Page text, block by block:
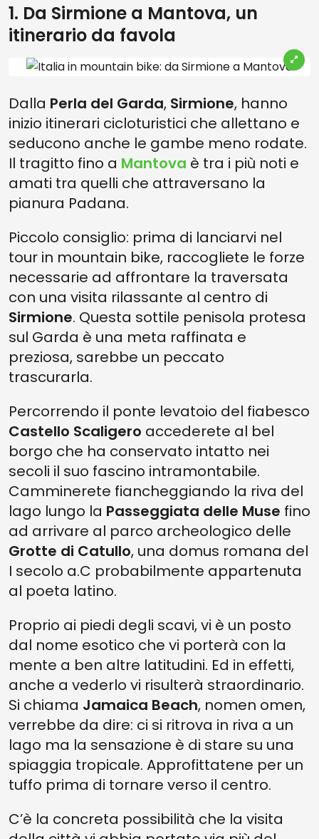
1. Da Sirmione a Mantova, un
itinerario da favola
Dalla Perla del Garda, Sirmione, hanno
inizio itinerari cicloturistici che allettano e
seducono anche le gambe meno rodate.
Il tragitto fino a Mantova è tra i più noti e
amati tra quelli che attraversano la
pianura Padana.
Piccolo consiglio: prima di lanciarvi nel
tour in mountain bike, raccogliete le forze
necessarie ad affrontare la traversata
con una visita rilassante al centro di
Sirmione. Questa sottile penisola protesa
sul Garda è una meta raffinata e
preziosa, sarebbe un peccato
trascurarla.
Percorrendo il ponte levatoio del fiabesco
Castello Scaligero accederete al bel
borgo che ha conservato intatto nei
secoli il suo fascino intramontabile.
Camminerete fiancheggiando la riva del
lago lungo la Passeggiata delle Muse fino
ad arrivare al parco archeologico delle
Grotte di Catullo, una domus romana del
I secolo a.C probabilmente appartenuta
al poeta latino.
Proprio ai piedi degli scavi, vi è un posto
dal nome esotico che vi porterà con la
mente a ben altre latitudini. Ed in effetti,
anche a vederlo vi risulterà straordinario.
Si chiama Jamaica Beach, nomen omen,
verrebbe da dire: ci si ritrova in riva a un
lago ma la sensazione è di stare su una
spiaggia tropicale. Approfittatene per un
tuffo prima di tornare verso il centro.
C’è la concreta possibilità che la visita